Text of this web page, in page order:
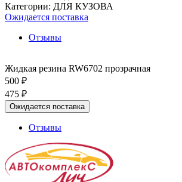
Категории: ДЛЯ КУЗОВА
Ожидается поставка
Отзывы
Жидкая резина RW6702 прозрачная
500 ₽
475 ₽
Ожидается поставка
Отзывы